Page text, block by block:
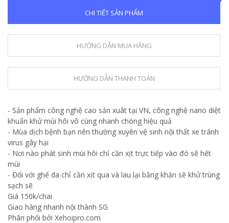
CHI TIẾT SẢN PHẨM
HƯỚNG DẪN MUA HÀNG
HƯỚNG DẪN THANH TOÁN
- Sản phẩm công nghệ cao sản xuât tại VN, công nghệ nano diệt
khuẩn khử mùi hôi vô cùng nhanh chóng hiệu quả
- Mùa dịch bệnh bạn nên thường xuyên vệ sinh nội thất xe tránh
virus gây hại
- Nơi nào phát sinh mùi hôi chỉ cần xịt trực tiếp vào đó sẽ hết
mùi
- Đối với ghế da chỉ cần xịt qua và lau lại bằng khăn sẽ khử trùng
sạch sẽ
Giá 150k/chai
Giao hàng nhanh nội thành SG
Phân phối bởi Xehoipro.com